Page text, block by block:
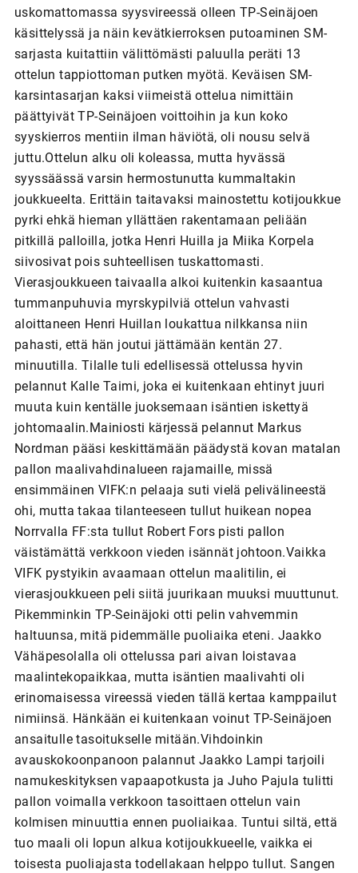
uskomattomassa syysvireessä olleen TP-Seinäjoen
käsittelyssä ja näin kevätkierroksen putoaminen SM-
sarjasta kuitattiin välittömästi paluulla peräti 13
ottelun tappiottoman putken myötä. Keväisen SM-
karsintasarjan kaksi viimeistä ottelua nimittäin
päättyivät TP-Seinäjoen voittoihin ja kun koko
syyskierros mentiin ilman häviötä, oli nousu selvä
juttu.Ottelun alku oli koleassa, mutta hyvässä
syyssäässä varsin hermostunutta kummaltakin
joukkueelta. Erittäin taitavaksi mainostettu kotijoukkue
pyrki ehkä hieman yllättäen rakentamaan peliään
pitkillä palloilla, jotka Henri Huilla ja Miika Korpela
siivosivat pois suhteellisen tuskattomasti.
Vierasjoukkueen taivaalla alkoi kuitenkin kasaantua
tummanpuhuvia myrskypilviä ottelun vahvasti
aloittaneen Henri Huillan loukattua nilkkansa niin
pahasti, että hän joutui jättämään kentän 27.
minuutilla. Tilalle tuli edellisessä ottelussa hyvin
pelannut Kalle Taimi, joka ei kuitenkaan ehtinyt juuri
muuta kuin kentälle juoksemaan isäntien iskettyä
johtomaalin.Mainiosti kärjessä pelannut Markus
Nordman pääsi keskittämään päädystä kovan matalan
pallon maalivahdinalueen rajamaille, missä
ensimmäinen VIFK:n pelaaja suti vielä pelivälineestä
ohi, mutta takaa tilanteeseen tullut huikean nopea
Norrvalla FF:sta tullut Robert Fors pisti pallon
väistämättä verkkoon vieden isännät johtoon.Vaikka
VIFK pystyikin avaamaan ottelun maalitilin, ei
vierasjoukkueen peli siitä juurikaan muuksi muuttunut.
Pikemminkin TP-Seinäjoki otti pelin vahvemmin
haltuunsa, mitä pidemmälle puoliaika eteni. Jaakko
Vähäpesolalla oli ottelussa pari aivan loistavaa
maalintekopaikkaa, mutta isäntien maalivahti oli
erinomaisessa vireessä vieden tällä kertaa kamppailut
nimiinsä. Hänkään ei kuitenkaan voinut TP-Seinäjoen
ansaitulle tasoitukselle mitään.Vihdoinkin
avauskokoonpanoon palannut Jaakko Lampi tarjoili
namukeskityksen vapaapotkusta ja Juho Pajula tulitti
pallon voimalla verkkoon tasoittaen ottelun vain
kolmisen minuuttia ennen puoliaikaa. Tuntui siltä, että
tuo maali oli lopun alkua kotijoukkueelle, vaikka ei
toisesta puoliajasta todellakaan helppo tullut. Sangen